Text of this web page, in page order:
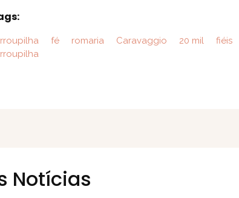
fé romaria Caravaggio 20 mil fiéis
Notícias